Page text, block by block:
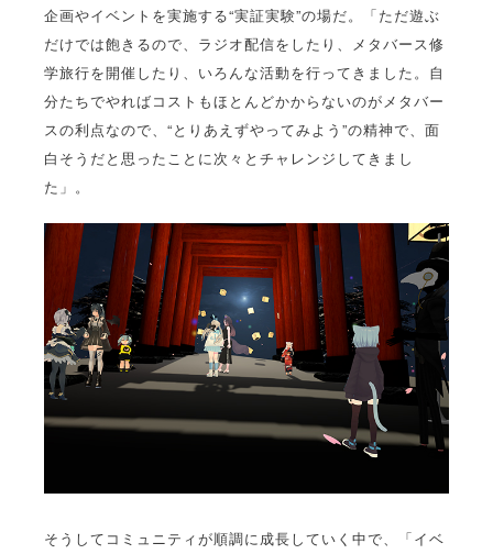
企画やイベントを実施する“実証実験”の場だ。「ただ遊ぶ
だけでは飽きるので、ラジオ配信をしたり、メタバース修
学旅行を開催したり、いろんな活動を行ってきました。自
分たちでやればコストもほとんどかからないのがメタバー
スの利点なので、“とりあえずやってみよう”の精神で、面
白そうだと思ったことに次々とチャレンジしてきまし
た」。
そうしてコミュニティが順調に成長していく中で、「イベ